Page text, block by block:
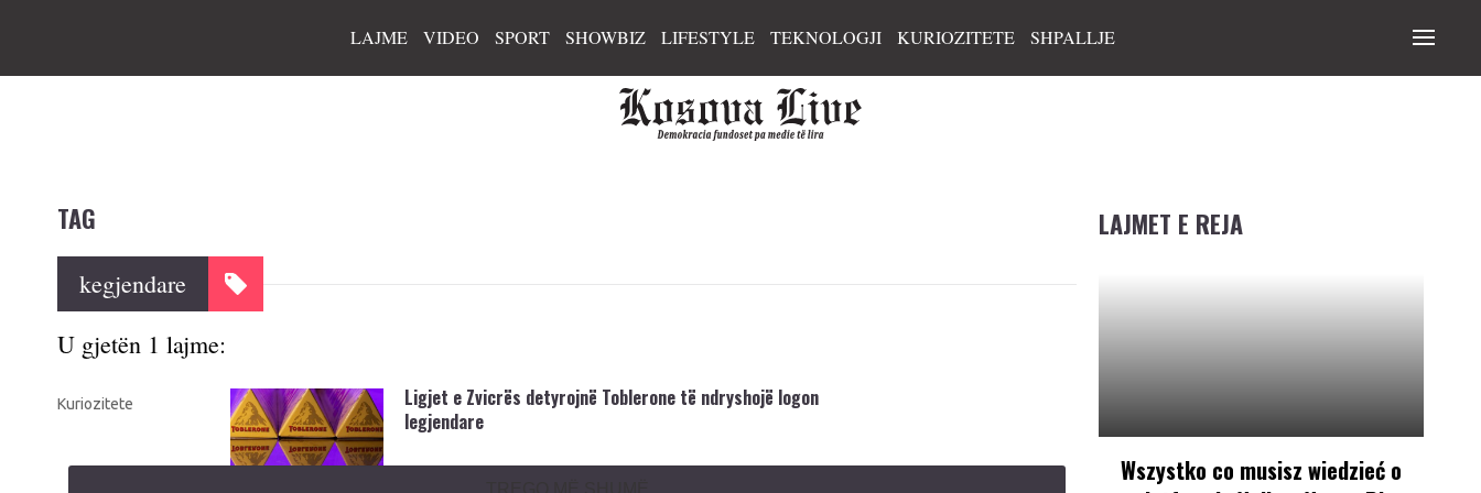
LAJME VIDEO SPORT SHOWBIZ LIFESTYLE TEKNOLOGJI KURIOZITETE SHPALLJE
TAG
kegjendare
U gjetën 1 lajme:
Kuriozitete
Ligjet e Zvicrës detyrojnë Toblerone të ndryshojë logon
legjendare
LAJMET E REJA
Wszystko co musisz wiedzieć o